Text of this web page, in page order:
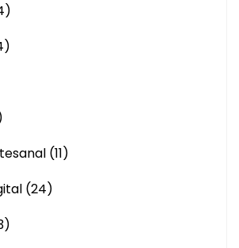
(11)
(24)